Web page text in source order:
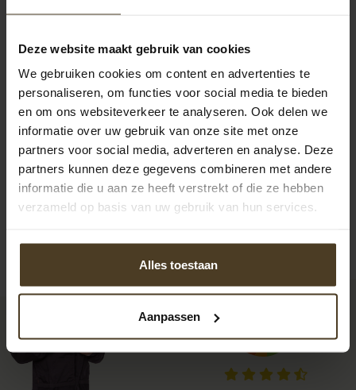
Deze website maakt gebruik van cookies
We gebruiken cookies om content en advertenties te
personaliseren, om functies voor social media te bieden
en om ons websiteverkeer te analyseren. Ook delen we
informatie over uw gebruik van onze site met onze
partners voor social media, adverteren en analyse. Deze
partners kunnen deze gegevens combineren met andere
informatie die u aan ze heeft verstrekt of die ze hebben
verzameld op basis van uw gebruik van hun services.
Alles toestaan
Aanpassen